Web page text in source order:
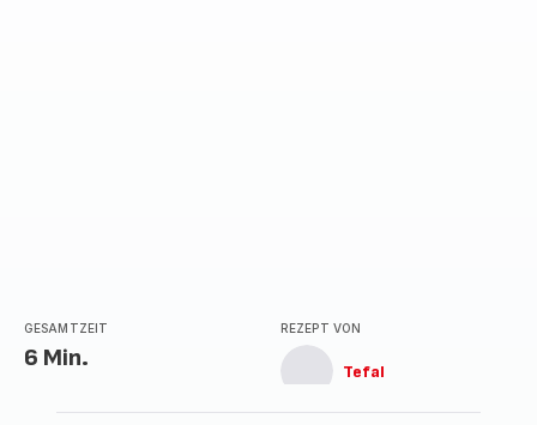
GESAMTZEIT
6 Min.
REZEPT VON
Tefal